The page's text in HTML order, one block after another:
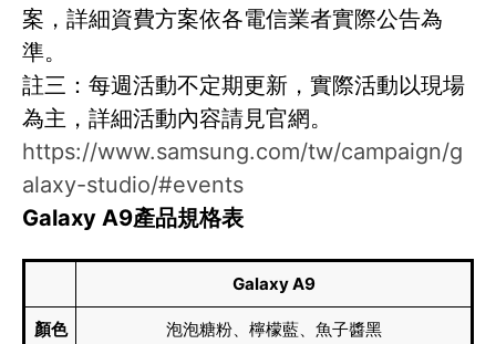
案，詳細資費方案依各電信業者實際公告為
準。
註三：每週活動不定期更新，實際活動以現場
為主，詳細活動內容請見官網。
https://www.samsung.com/tw/campaign/g
alaxy-studio/#events
Galaxy A9產品規格表
Galaxy A9
顏色 泡泡糖粉、檸檬藍、魚子醬黑